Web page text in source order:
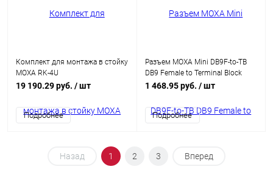
Комплект для монтажа в стойку
MOXA RK-4U
19 190.29 руб. / шт
Подробнее
Разъем MOXA Mini DB9F-to-TB
DB9 Female to Terminal Block
1 468.95 руб. / шт
Подробнее
Назад 1 2 3 Вперед